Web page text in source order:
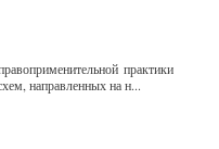
практики
направленных на н...